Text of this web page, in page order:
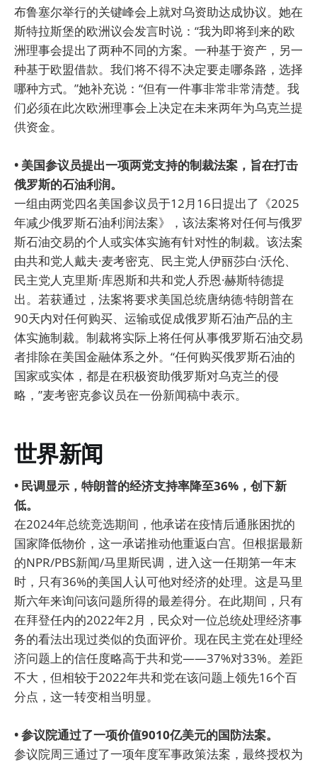
布鲁塞尔举行的关键峰会上就对乌资助达成协议。她在
斯特拉斯堡的欧洲议会发言时说：“我为即将到来的欧
洲理事会提出了两种不同的方案。一种基于资产，另一
种基于欧盟借款。我们将不得不决定要走哪条路，选择
哪种方式。”她补充说：“但有一件事非常非常清楚。我
们必须在此次欧洲理事会上决定在未来两年为乌克兰提
供资金。
• 美国参议员提出一项两党支持的制裁法案，旨在打击
俄罗斯的石油利润。
一组由两党四名美国参议员于12月16日提出了《2025
年减少俄罗斯石油利润法案》，该法案将对任何与俄罗
斯石油交易的个人或实体实施有针对性的制裁。该法案
由共和党人戴夫·麦考密克、民主党人伊丽莎白·沃伦、
民主党人克里斯·库恩斯和共和党人乔恩·赫斯特德提
出。若获通过，法案将要求美国总统唐纳德·特朗普在
90天内对任何购买、运输或促成俄罗斯石油产品的主
体实施制裁。制裁将实际上将任何从事俄罗斯石油交易
者排除在美国金融体系之外。“任何购买俄罗斯石油的
国家或实体，都是在积极资助俄罗斯对乌克兰的侵
略，”麦考密克参议员在一份新闻稿中表示。
世界新闻
• 民调显示，特朗普的经济支持率降至36%，创下新
低。
在2024年总统竞选期间，他承诺在疫情后通胀困扰的
国家降低物价，这一承诺推动他重返白宫。但根据最新
的NPR/PBS新闻/马里斯民调，进入这一任期第一年末
时，只有36%的美国人认可他对经济的处理。这是马里
斯六年来询问该问题所得的最差得分。在此期间，只有
在拜登任内的2022年2月，民众对一位总统处理经济事
务的看法出现过类似的负面评价。现在民主党在处理经
济问题上的信任度略高于共和党——37%对33%。差距
不大，但相较于2022年共和党在该问题上领先16个百
分点，这一转变相当明显。
• 参议院通过了一项价值9010亿美元的国防法案。
参议院周三通过了一项年度军事政策法案，最终授权为